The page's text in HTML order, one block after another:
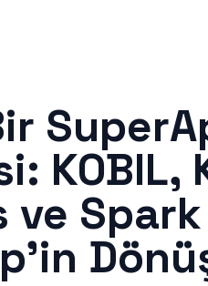
KOBIL,
ve Spark